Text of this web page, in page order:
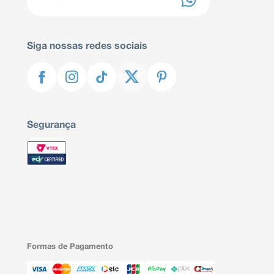
Siga nossas redes sociais
Segurança
Formas de Pagamento